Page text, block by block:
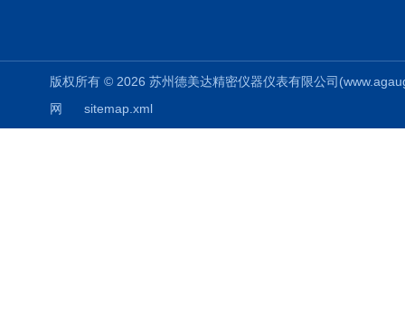
版权所有 © 2026 苏州德美达精密仪器仪表有限公司
网
sitemap.xml